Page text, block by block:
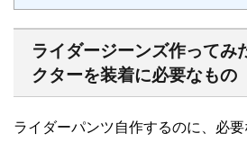
ライダージーンズ作ってみ
クターを装着に必要なもの
ライダーパンツ自作するのに、必要